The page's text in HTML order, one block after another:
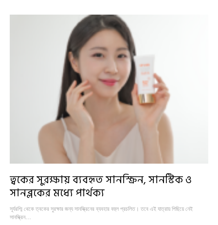
ত্বকের সুরক্ষায় ব্যবহৃত সানস্ক্রিন, সানস্টিক ও
সানব্লকের মধ্যে পার্থক্য
সূর্যরশ্মি থেকে ত্বকের সুরক্ষার জন্য সানস্ক্রিনের ব্যবহার বহুল প্রচলিত। তবে এই যাত্রায় পিছিয়ে নেই
সানস্ক্রিন…